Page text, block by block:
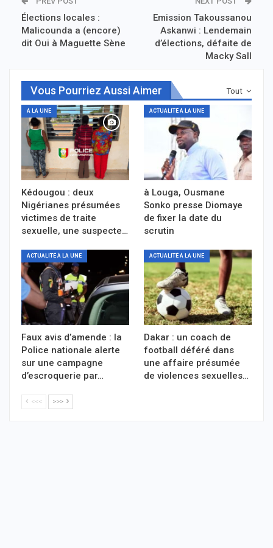
Élections locales :
Malicounda a (encore)
dit Oui à Maguette Sène
Emission Takoussanou
Askanwi : Lendemain
d’élections, défaite de
Macky Sall
Tout
Vous Pourriez Aussi Aimer
A LA UNE
Kédougou : deux
Nigérianes présumées
victimes de traite
sexuelle, une suspecte…
ACTUALITÉ À LA UNE
à Louga, Ousmane
Sonko presse Diomaye
de fixer la date du
scrutin
ACTUALITÉ À LA UNE
Faux avis d’amende : la
Police nationale alerte
sur une campagne
d’escroquerie par…
ACTUALITÉ À LA UNE
Dakar : un coach de
football déféré dans
une affaire présumée
de violences sexuelles…
<<< >>>